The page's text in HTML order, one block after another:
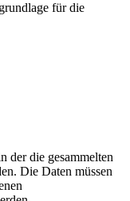
für die
der die gesammelten
Die Daten müssen